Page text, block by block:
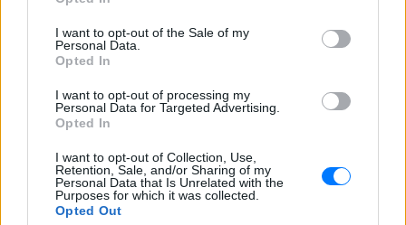
I want to opt-out of the Sale of my
Personal Data.
Opted In
I want to opt-out of processing my
Personal Data for Targeted Advertising.
Opted In
I want to opt-out of Collection, Use,
Retention, Sale, and/or Sharing of my
Personal Data that Is Unrelated with the
Purposes for which it was collected.
Opted Out
ΔΙΑΦΗΜΙΣΗ